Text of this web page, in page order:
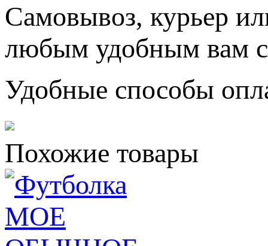
Самовывоз, курьер
любым удобным вам
Удобные способы
Похожие товары